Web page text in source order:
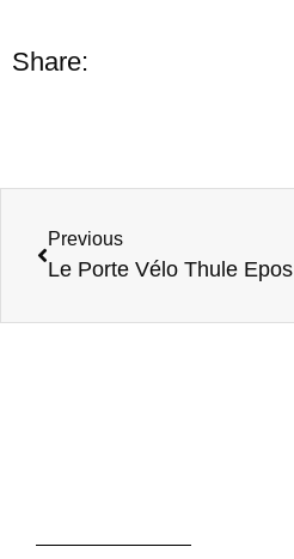
Share:
Previous
Le Porte Vélo Thule Epos